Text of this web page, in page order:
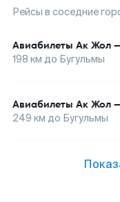
Рейсы в соседние
Авиабилеты Ак Жол
198 км до Бугульмы
Авиабилеты Ак Жол
249 км до Бугульмы